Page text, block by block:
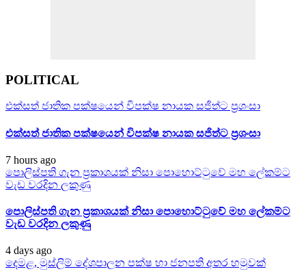
POLITICAL
එක්සත් ජාතික පක්ෂයෙන් විපක්ෂ නායක සජිත්ට ප්‍රශංසා
එක්සත් ජාතික පක්ෂයෙන් විපක්ෂ නායක සජිත්ට ප්‍රශංසා
7 hours ago
පොලිස්පති ගැන ප්‍රකාශයක් නිසා පොහොට්ටුවේ මහ ලේකම්ට
වැඩ වරදින ලකුණු
පොලිස්පති ගැන ප්‍රකාශයක් නිසා පොහොට්ටුවේ මහ ලේකම්ට
වැඩ වරදින ලකුණු
4 days ago
දෙමළ, මුස්ලිම් දේශපාලන පක්ෂ හා ජනපති අතර හමුවක්